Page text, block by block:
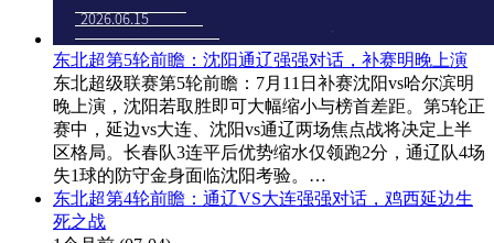
东北超第5轮前瞻：沈阳通辽强强对话，补赛明晚上演
东北超级联赛第5轮前瞻：7月11日补赛沈阳vs哈尔滨明
晚上演，沈阳若取胜即可大幅缩小与榜首差距。第5轮正
赛中，延边vs大连、沈阳vs通辽两场焦点战将决定上半
区格局。长春队3连平后优势缩水仅领跑2分，通辽队4场
失1球的防守金身面临沈阳考验。…
东北超第4轮前瞻：通辽VS大连强强对话，鸡西延边生
死之战